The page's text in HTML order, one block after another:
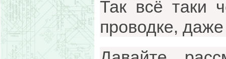
Так всё таки
проводке,